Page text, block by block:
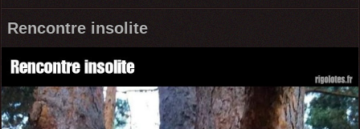
Rencontre insolite